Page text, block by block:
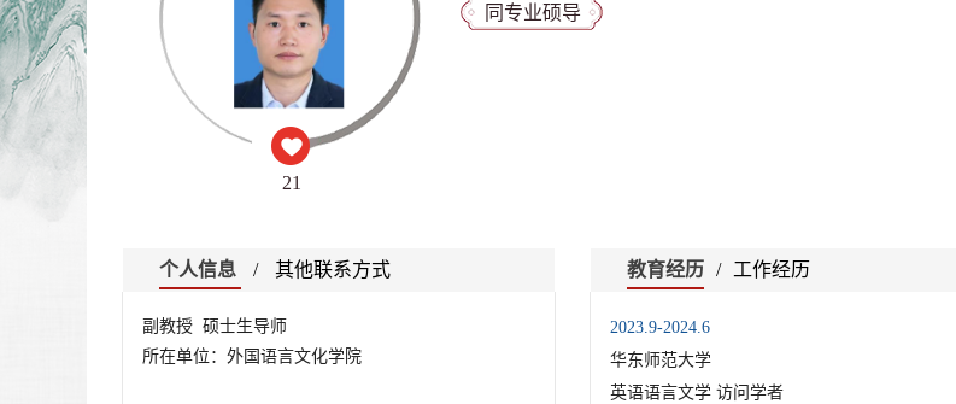
21
同专业硕导
个人信息 / 其他联系方式
副教授 硕士生导师
所在单位：外国语言文化学院
教育经历 / 工作经历
2023.9-2024.6
华东师范大学
英语语言文学 访问学者